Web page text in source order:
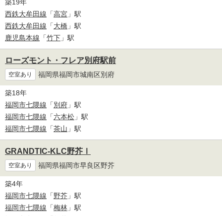
築19年
西鉄大牟田線 「高宮 」駅
西鉄大牟田線 「大橋 」駅
鹿児島本線 「竹下 」駅
ローズモント・フレア別府駅前
空室あり 福岡県福岡市城南区別府
築18年
福岡市七隈線 「別府 」駅
福岡市七隈線 「六本松 」駅
福岡市七隈線 「茶山 」駅
GRANDTIC-KLC野芥Ⅰ
空室あり 福岡県福岡市早良区野芥
築4年
福岡市七隈線 「野芥 」駅
福岡市七隈線 「梅林 」駅